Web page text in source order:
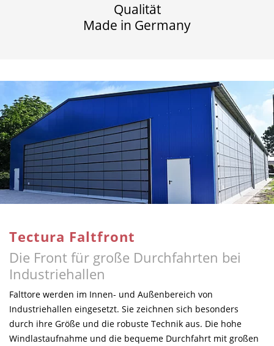
Qualität
Made in Germany
Tectura Faltfront
Die Front für große Durchfahrten bei
Industriehallen
Falttore werden im Innen- und Außenbereich von
Industriehallen eingesetzt. Sie zeichnen sich besonders
durch ihre Größe und die robuste Technik aus. Die hohe
Windlastaufnahme und die bequeme Durchfahrt mit großen